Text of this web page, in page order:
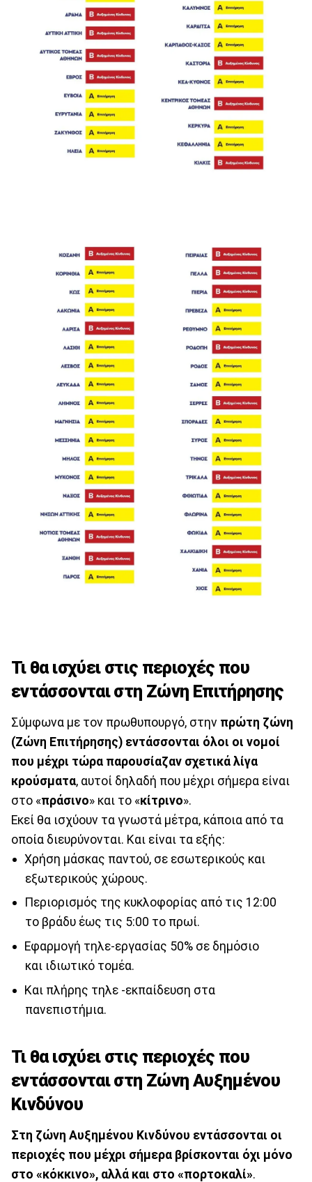
Τι θα ισχύει στις περιοχές που
εντάσσονται στη Ζώνη Επιτήρησης
Σύμφωνα με τον πρωθυπουργό, στην πρώτη ζώνη
(Ζώνη Επιτήρησης) εντάσσονται όλοι οι νομοί
που μέχρι τώρα παρουσίαζαν σχετικά λίγα
κρούσματα, αυτοί δηλαδή που μέχρι σήμερα είναι
στο «πράσινο» και το «κίτρινο».
Εκεί θα ισχύουν τα γνωστά μέτρα, κάποια από τα
οποία διευρύνονται. Και είναι τα εξής:
Χρήση μάσκας παντού, σε εσωτερικούς και
εξωτερικούς χώρους.
Περιορισμός της κυκλοφορίας από τις 12:00
το βράδυ έως τις 5:00 το πρωί.
Εφαρμογή τηλε-εργασίας 50% σε δημόσιο
και ιδιωτικό τομέα.
Και πλήρης τηλε -εκπαίδευση στα
πανεπιστήμια.
Τι θα ισχύει στις περιοχές που
εντάσσονται στη Ζώνη Αυξημένου
Κινδύνου
Στη ζώνη Αυξημένου Κινδύνου εντάσσονται οι
περιοχές που μέχρι σήμερα βρίσκονται όχι μόνο
στο «κόκκινο», αλλά και στο «πορτοκαλί».